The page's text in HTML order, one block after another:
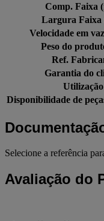
Comp. Faixa
Largura Faixa
Velocidade em
Peso do
Ref.
Garantia do
Utilização
Disponibilidade de
Selecione a referência
Avaliação do